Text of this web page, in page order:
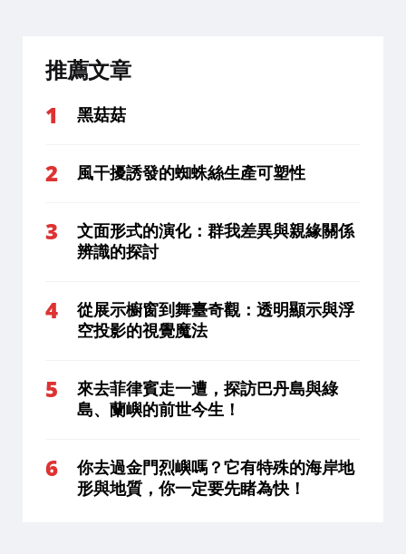
推薦文章
黑菇菇
風干擾誘發的蜘蛛絲生產可塑性
文面形式的演化：群我差異與親緣關係
辨識的探討
從展示櫥窗到舞臺奇觀：透明顯示與浮
空投影的視覺魔法
來去菲律賓走一遭，探訪巴丹島與綠
島、蘭嶼的前世今生！
你去過金門烈嶼嗎？它有特殊的海岸地
形與地質，你一定要先睹為快！